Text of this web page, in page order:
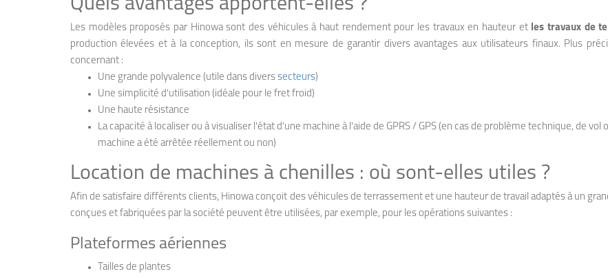
Quels avantages apportent-elles ?
Les modèles proposés par Hinowa sont des véhicules à haut rendement pour les travaux en hauteur et les travaux de
production élevées et à la conception, ils sont en mesure de garantir divers avantages aux utilisateurs finaux. Plus
concernant :
Une grande polyvalence (utile dans divers secteurs)
Une simplicité d'utilisation (idéale pour le fret froid)
Une haute résistance
La capacité à localiser ou à visualiser l'état d'une machine à l'aide de GPRS / GPS (en cas de problème technique, de
machine a été arrêtée réellement ou non)
Location de machines à chenilles : où sont-elles utiles ?
Afin de satisfaire différents clients, Hinowa conçoit des véhicules de terrassement et une hauteur de travail adaptés à un
conçues et fabriquées par la société peuvent être utilisées, par exemple, pour les opérations suivantes :
Plateformes aériennes
Tailles de plantes